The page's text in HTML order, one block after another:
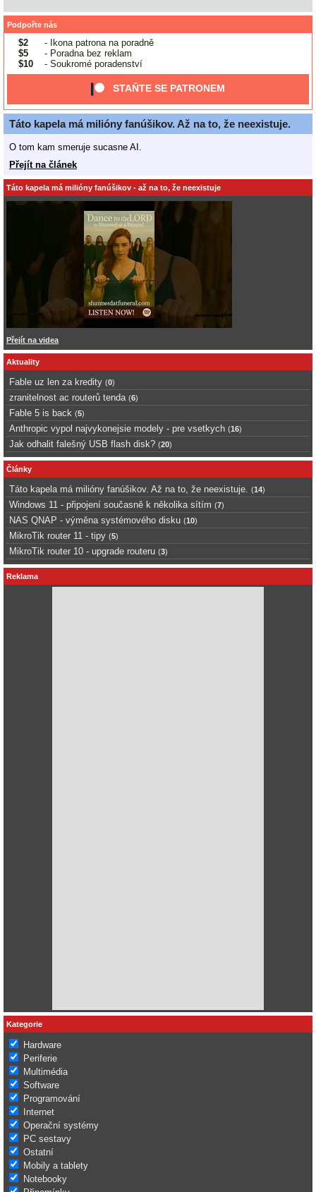
Podpořte nás
$2
- Ikona patrona na poradně
$5
- Poradna bez reklam
$10
- Soukromé poradenství
STAŇTE SE PATRONEM
Táto kapela má milióny fanúšikov. Až na to, že neexistuje.
O tom kam smeruje sucasne AI.
Přejít na článek
Táto kapela má milióny fanúšikov - až na to, že neexistuje
Přejít na videa
Aktuality
Fable uz len za kredity (0)
zranitelnost ac routerů tenda (6)
Fable 5 is back (5)
Anthropic vypol najvykonejsie modely - pre vsetkych (16)
Jak odhalit falešný USB flash disk? (20)
Články
Táto kapela má milióny fanúšikov. Až na to, že neexistuje. (14)
Windows 11 - připojení současně k několika sítím (7)
NAS QNAP - výměna systémového disku (10)
MikroTik router 11 - tipy (5)
MikroTik router 10 - upgrade routeru (3)
Reklama
Kategorie
Hardware
Periferie
Multimédia
Software
Programování
Internet
Operační systémy
PC sestavy
Ostatní
Mobily a tablety
Notebooky